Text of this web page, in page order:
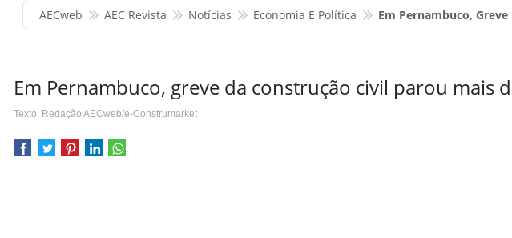
AECweb AEC Revista Notícias Economia E Política Em Pernambuco,
Em Pernambuco, greve da construção civil parou mais
Texto: Redação AECweb/e-Construmarket